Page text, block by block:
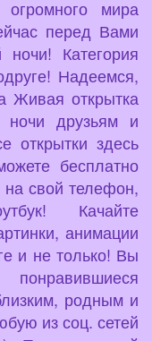
мира
перед Вами
ночи! Категория
Надеемся,
Живая открытка
друзьям и
открытки здесь
бесплатно
на свой телефон,
Качайте
анимации
и не только! Вы
родным и
из соц. сетей